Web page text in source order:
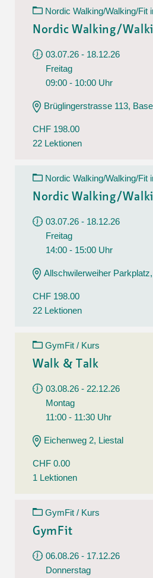
Nordic Walking/Walking/Fit
Nordic Walking/
03.07.26 - 18.12.26
Freitag
09:00 - 10:00 Uhr
Brüglingerstrasse 113,
CHF 198.00
22 Lektionen
Nordic Walking/Walking/Fit
Nordic Walking/
03.07.26 - 18.12.26
Freitag
14:00 - 15:00 Uhr
Allschwilerweiher
CHF 198.00
22 Lektionen
GymFit / Kurs
Walk & Talk
03.08.26 - 22.12.26
Montag
11:00 - 11:30 Uhr
Eichenweg 2, Liestal
CHF 0.00
1 Lektionen
GymFit / Kurs
GymFit
06.08.26 - 17.12.26
Donnerstag